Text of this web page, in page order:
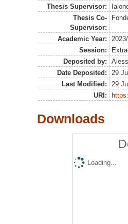
Thesis Supervisor:
Thesis Co-
Supervisor:
Academic Year:
Session:
Deposited by:
Date Deposited:
29
Last Modified:
29
URI:
Downloads
Loading...